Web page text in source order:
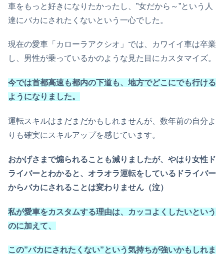
車をもっと好きになりたかったし、”女だから～”という人
達にバカにされたくないという一心でした。
現在の愛車「カローラアクシオ」では、カワイイ車は卒業
し、男性が乗っているかのような見た目にカスタマイズ。
今では首都高速も都内の下道も、地方でどこにでも行ける
ようになりました。
運転スキルはまだまだかもしれませんが、数年前の自分よ
りも確実にスキルアップを感じています。
おかげさまで煽られることも減りましたが、やはり女性ド
ライバーとわかると、オラオラ運転をしているドライバー
からバカにされることは変わりません（泣）
私が愛車をカスタムする理由は、カッコよくしたいという
のに加えて、
この”バカにされたくない”という気持ちが強いかもしれま